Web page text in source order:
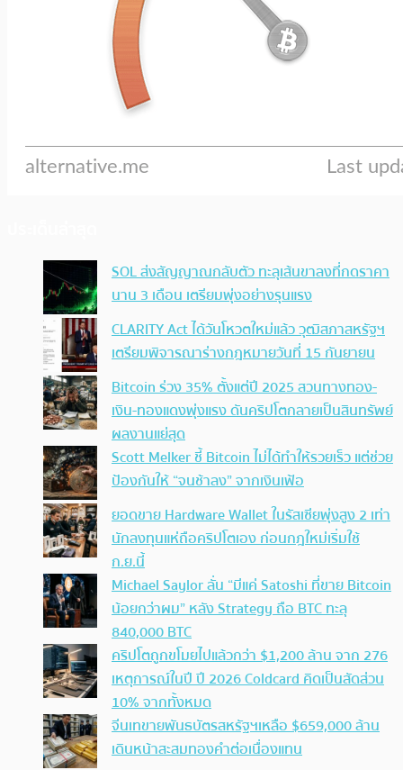
SOL ส่งสัญญาณกลับตัว ทะลุเส้นขาลงที่กดราคา
นาน 3 เดือน เตรียมพุ่งอย่างรุนแรง
CLARITY Act ได้วันโหวตใหม่แล้ว วุฒิสภาสหรัฐฯ
เตรียมพิจารณาร่างกฎหมายวันที่ 15 กันยายน
Bitcoin ร่วง 35% ตั้งแต่ปี 2025 สวนทางทอง-
เงิน-ทองแดงพุ่งแรง ดันคริปโตกลายเป็นสินทรัพย์
ผลงานแย่สุด
Scott Melker ชี้ Bitcoin ไม่ได้ทำให้รวยเร็ว แต่ช่วย
ป้องกันให้ “จนช้าลง” จากเงินเฟ้อ
ยอดขาย Hardware Wallet ในรัสเซียพุ่งสูง 2 เท่า
นักลงทุนแห่ถือคริปโตเอง ก่อนกฎใหม่เริ่มใช้
ก.ย.นี้
Michael Saylor ลั่น “มีแค่ Satoshi ที่ขาย Bitcoin
น้อยกว่าผม” หลัง Strategy ถือ BTC ทะลุ
840,000 BTC
คริปโตถูกขโมยไปแล้วกว่า $1,200 ล้าน จาก 276
เหตุการณ์ในปี ปี 2026 Coldcard คิดเป็นสัดส่วน
10% จากทั้งหมด
จีนเทขายพันธบัตรสหรัฐฯเหลือ $659,000 ล้าน
เดินหน้าสะสมทองคำต่อเนื่องแทน